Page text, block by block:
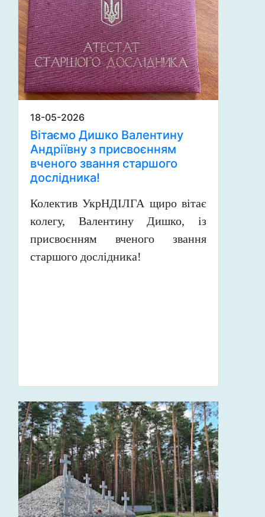
18-05-2026
Вітаємо Дишко Валентину
Андріївну з присвоєнням
вченого звання старшого
дослідника!
Колектив УкрНДІЛГА щиро вітає
колегу, Валентину Дишко, із
присвоєнням вченого звання
старшого дослідника!